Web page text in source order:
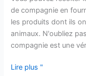
de compagnie en
les produits dont ils
animaux. N'oubliez
compagnie est une
Lire plus "